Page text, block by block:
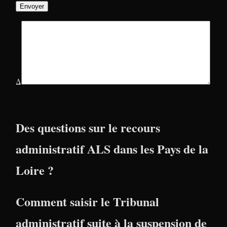
Δ
Des questions sur le recours
administratif ALS dans les Pays de la
Loire ?
Comment saisir le Tribunal
administratif suite à la suspension de